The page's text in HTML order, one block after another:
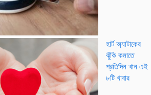
হার্ট অ্যাটাকের
ঝুঁকি কমাতে
প্রতিদিন খান এই
৮টি খাবার